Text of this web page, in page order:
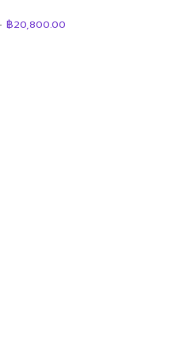
฿20,800.00